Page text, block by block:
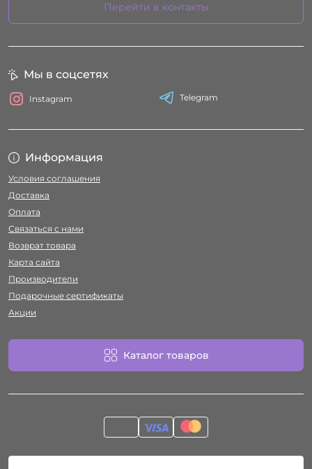
Перейти в контакты
Информация
Условия соглашения
Доставка
Оплата
Связаться с нами
Возврат товара
Карта сайта
Производители
Подарочные сертификаты
Акции
Каталог товаров
Мы в соцсетях
Instagram Telegram